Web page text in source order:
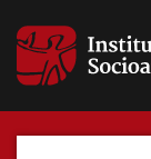
para
conteúdo